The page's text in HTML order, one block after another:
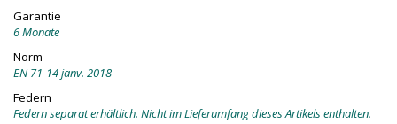
Garantie
6 Monate
Norm
EN 71-14 janv. 2018
Federn
Federn separat erhältlich. Nicht im Lieferumfang dieses Artikels enthalten.